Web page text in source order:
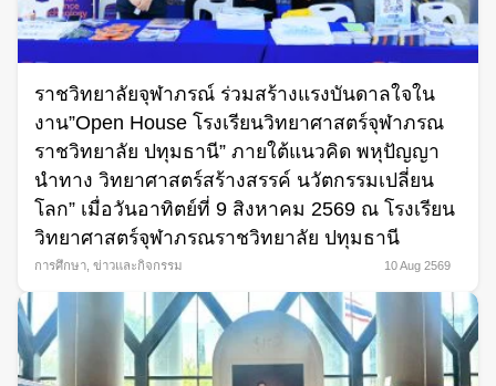
ราชวิทยาลัยจุฬาภรณ์ ร่วมสร้างแรงบันดาลใจใน
งาน”Open House โรงเรียนวิทยาศาสตร์จุฬาภรณ
ราชวิทยาลัย ปทุมธานี” ภายใต้แนวคิด พหุปัญญา
นำทาง วิทยาศาสตร์สร้างสรรค์ นวัตกรรมเปลี่ยน
โลก” เมื่อวันอาทิตย์ที่ 9 สิงหาคม 2569 ณ โรงเรียน
วิทยาศาสตร์จุฬาภรณราชวิทยาลัย ปทุมธานี
การศึกษา ข่าวและกิจกรรม 10 Aug 2569